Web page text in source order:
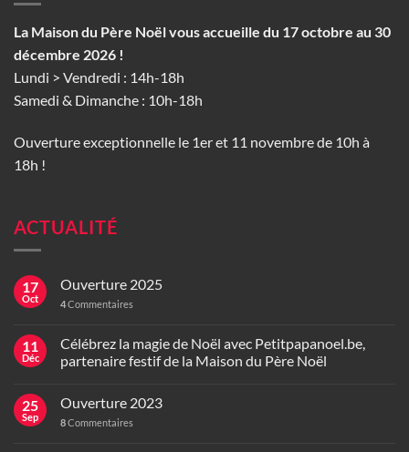
La Maison du Père Noël vous accueille du 17 octobre au 30
décembre 2026 !
Lundi > Vendredi : 14h-18h
Samedi & Dimanche : 10h-18h
Ouverture exceptionnelle le 1er et 11 novembre de 10h à
18h !
ACTUALITÉ
17
Oct
Ouverture 2025
4Commentaires
11
Déc
Célébrez la magie de Noël avec Petitpapanoel.be,
partenaire festif de la Maison du Père Noël
25
Sep
Ouverture 2023
8Commentaires